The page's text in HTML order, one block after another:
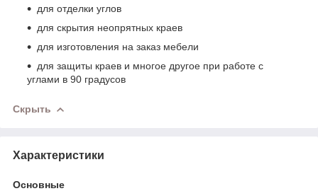
для отделки углов
для скрытия неопрятных краев
для изготовления на заказ мебели
для защиты краев и многое другое при работе с
углами в 90 градусов
Скрыть
Характеристики
Основные